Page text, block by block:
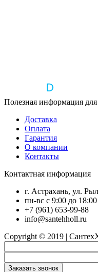
Полезная информация
Доставка
Оплата
Гарантия
О компании
Контакты
Контактная информация
г. Астрахань, ул.
пн-вс с 9:00 до 18:00
+7 (961) 653-99-88
info@santehholl.ru
Copyright © 2019 |